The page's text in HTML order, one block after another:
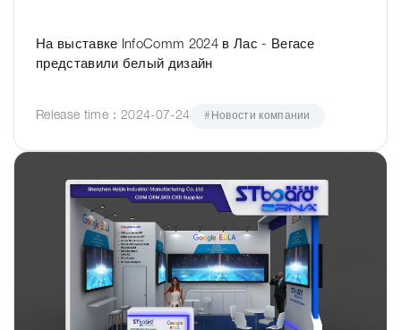
На выставке InfoComm 2024 в Лас - Вегасе
представили белый дизайн
Release time：2024-07-24 #Новости компании